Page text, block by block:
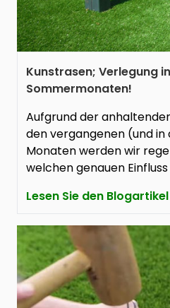
Kunstrasen; Verlegung
Sommermonaten!
Aufgrund der
den vergangenen (und
Monaten werden wir
welchen genauen
Lesen Sie den Blogartikel